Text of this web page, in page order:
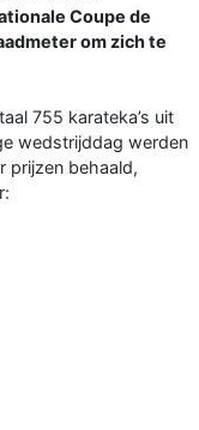
Coupe de
om zich te
755 karateka’s uit
wedstrijddag werden
prijzen behaald,